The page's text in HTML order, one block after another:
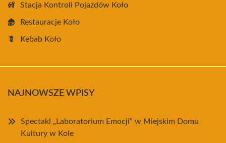
Stacja Kontroli Pojazdów Koło
Restauracje Koło
Kebab Koło
NAJNOWSZE WPISY
Spectakl „Laboratorium Emocji” w Miejskim Domu
Kultury w Kole